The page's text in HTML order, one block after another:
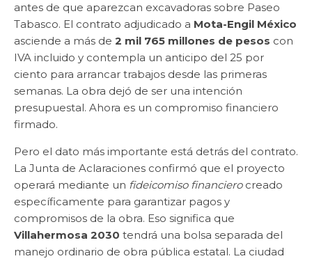
antes de que aparezcan excavadoras sobre Paseo
Tabasco. El contrato adjudicado a Mota-Engil México
asciende a más de 2 mil 765 millones de pesos con
IVA incluido y contempla un anticipo del 25 por
ciento para arrancar trabajos desde las primeras
semanas. La obra dejó de ser una intención
presupuestal. Ahora es un compromiso financiero
firmado.
Pero el dato más importante está detrás del contrato.
La Junta de Aclaraciones confirmó que el proyecto
operará mediante un fideicomiso financierocreado
específicamente para garantizar pagos y
compromisos de la obra. Eso significa que
Villahermosa 2030 tendrá una bolsa separada del
manejo ordinario de obra pública estatal. La ciudad